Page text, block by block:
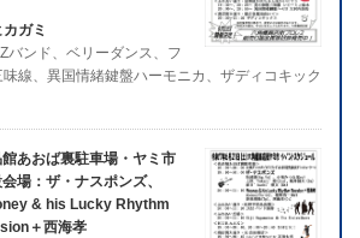
ガミ
バンド、ベリーダンス、フ
線、異国情緒鍵盤ハーモニカ、ザディコキック
あおば裏駐車場・ヤミ市
場：ザ・ナスポンズ、
& his Lucky Rhythm
＋西海孝